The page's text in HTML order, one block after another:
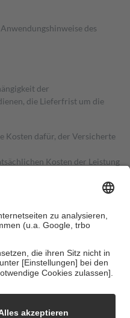
des
der
die Lieferfrist um die
Kosten dafür, der Versicherte
Kosten der Leistung